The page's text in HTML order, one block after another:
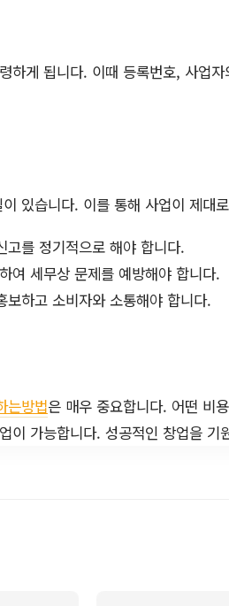
하게 됩니다. 이때 등록번호, 사업
있습니다. 이를 통해 사업이 제대
고를 정기적으로 해야 합니다.
여 세무상 문제를 예방해야 합니다.
보하고 소비자와 소통해야 합니다.
는방법은 매우 중요합니다. 어떤 비
이 가능합니다. 성공적인 창업을 기